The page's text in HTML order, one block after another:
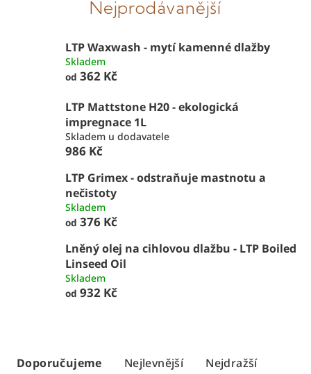
Nejprodávanější
LTP Waxwash - mytí kamenné dlažby
Skladem
od 362 Kč
LTP Mattstone H20 - ekologická
impregnace 1L
Skladem u dodavatele
986 Kč
LTP Grimex - odstraňuje mastnotu a
nečistoty
Skladem
od 376 Kč
Lněný olej na cihlovou dlažbu - LTP Boiled
Linseed Oil
Skladem
od 932 Kč
Doporučujeme Nejlevnější Nejdražší